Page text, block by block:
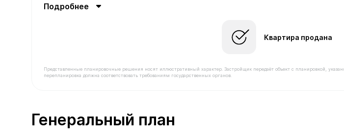
Подробнее
Квартира продана
Представленные планировочные решения носят иллюстративный характер. Застройщик передаёт объект с планировкой,
перепланировка должна соответствовать требованиям государственных органов.
Генеральный план